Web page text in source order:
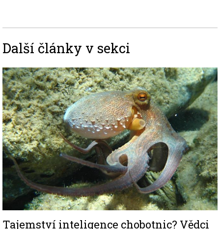
Další články v sekci
Image
Tajemství inteligence chobotnic? Vědci